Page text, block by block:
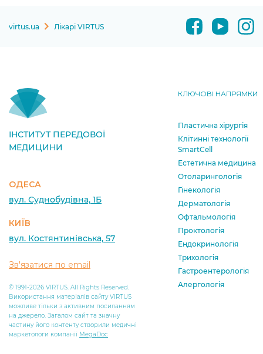
virtus.ua Лікарі VIRTUS
ІНСТИТУТ ПЕРЕДОВОЇ
МЕДИЦИНИ
ОДЕСА
вул. Суднобудівна, 1Б
КИЇВ
вул. Костянтинівська, 57
Зв'язатися по email
© 1991-2026 VIRTUS. All Rights Reserved.
Використання матеріалів сайту VIRTUS
можливе тільки з активним посиланням
на джерело. Загалом сайт та значну
частину його контенту створили медичні
маркетологи компанії MegaDoc
КЛЮЧОВІ НАПРЯМКИ
Пластична хірургія
Клітинні технології
SmartCell
Естетична медицина
Отоларингологія
Гінекологія
Дерматологія
Офтальмологія
Проктологія
Ендокринологія
Трихологія
Гастроентерологія
Алергологія